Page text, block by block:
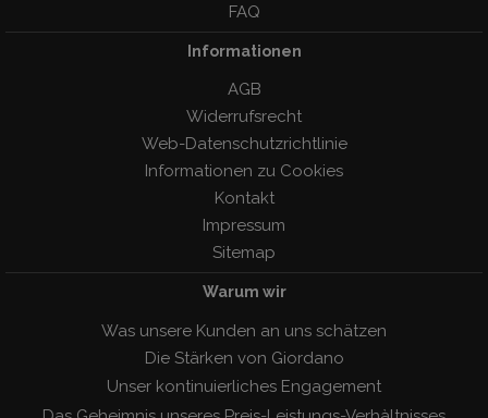
FAQ
Informationen
AGB
Widerrufsrecht
Web-Datenschutzrichtlinie
Informationen zu Cookies
Kontakt
Impressum
Sitemap
Warum wir
Was unsere Kunden an uns schätzen
Die Stärken von Giordano
Unser kontinuierliches Engagement